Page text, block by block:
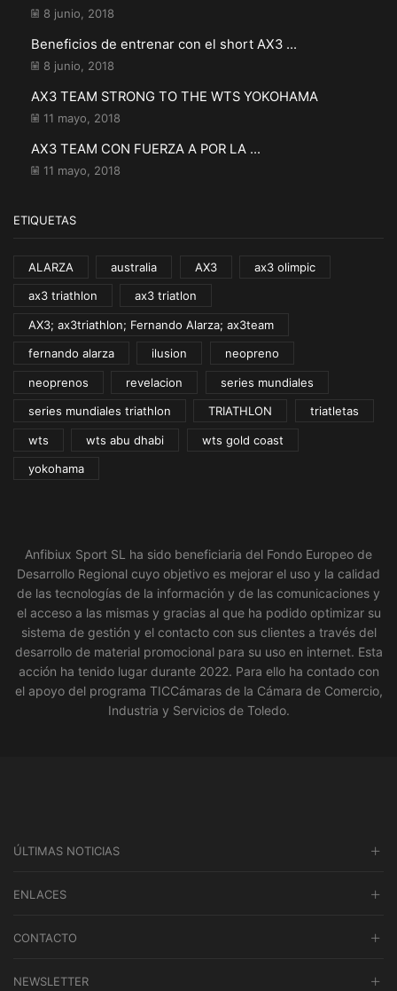
8 junio, 2018
Beneficios de entrenar con el short AX3 ...
8 junio, 2018
AX3 TEAM STRONG TO THE WTS YOKOHAMA
11 mayo, 2018
AX3 TEAM CON FUERZA A POR LA ...
11 mayo, 2018
ETIQUETAS
ALARZA australia AX3 ax3 olimpic
ax3 triathlon ax3 triatlon
AX3; ax3triathlon; Fernando Alarza; ax3team
fernando alarza ilusion neopreno
neoprenos revelacion series mundiales
series mundiales triathlon TRIATHLON triatletas
wts wts abu dhabi wts gold coast
yokohama
Anfibiux Sport SL ha sido beneficiaria del Fondo Europeo de
Desarrollo Regional cuyo objetivo es mejorar el uso y la calidad
de las tecnologías de la información y de las comunicaciones y
el acceso a las mismas y gracias al que ha podido optimizar su
sistema de gestión y el contacto con sus clientes a través del
desarrollo de material promocional para su uso en internet. Esta
acción ha tenido lugar durante 2022. Para ello ha contado con
el apoyo del programa TICCámaras de la Cámara de Comercio,
Industria y Servicios de Toledo.
ÚLTIMAS NOTICIAS
ENLACES
CONTACTO
NEWSLETTER